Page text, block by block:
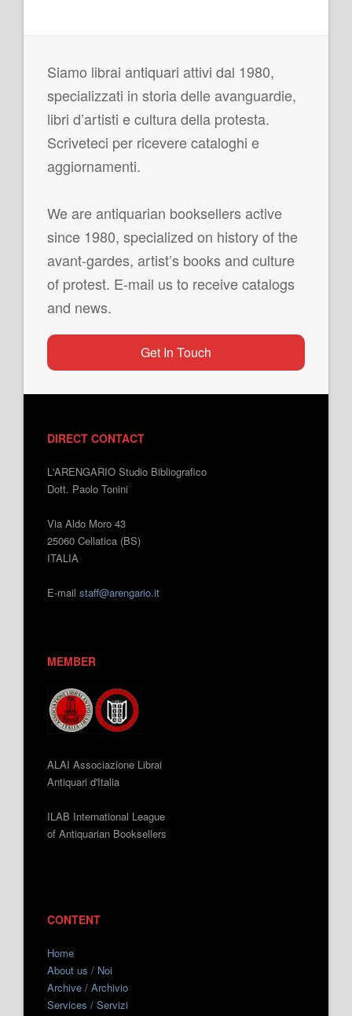
Siamo librai antiquari attivi dal 1980,
specializzati in storia delle avanguardie,
libri d’artisti e cultura della protesta.
Scriveteci per ricevere cataloghi e
aggiornamenti.
We are antiquarian booksellers active
since 1980, specialized on history of the
avant-gardes, artist’s books and culture
of protest. E-mail us to receive catalogs
and news.
Get In Touch
DIRECT CONTACT
L'ARENGARIO Studio Bibliografico
Dott. Paolo Tonini
Via Aldo Moro 43
25060 Cellatica (BS)
ITALIA
E-mail staff@arengario.it
MEMBER
ALAI Associazione Librai
Antiquari d'Italia
ILAB International League
of Antiquarian Booksellers
CONTENT
Home
About us / Noi
Archive / Archivio
Services / Servizi